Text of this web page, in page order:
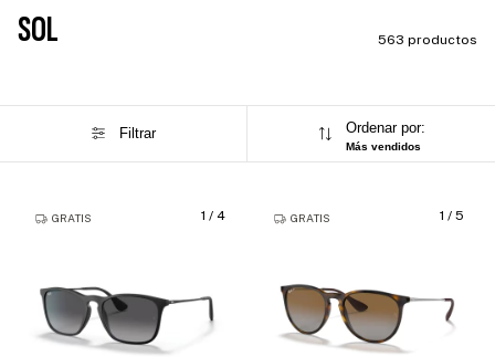
SOL 563 productos
Filtrar Ordenar por:
Más vendidos
1 / 4
GRATIS 1 / 5
GRATIS